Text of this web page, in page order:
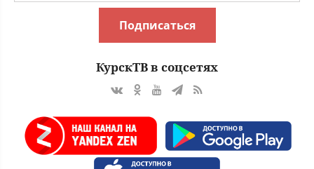
Подписаться
КурскТВ в соцсетях